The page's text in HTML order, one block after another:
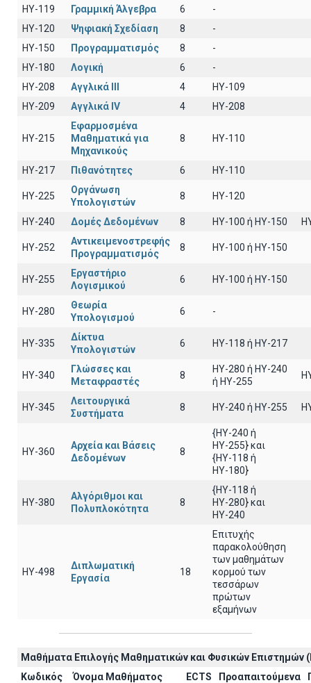
HY-119 Γραμμική Άλγεβρα 6
-
HY-120
Ψηφιακή Σχεδίαση 8
-
HY-150
Προγραμματισμός 8
-
HY-180
Λογική 6
-
HY-208
Αγγλικά III 4
HY-109
HY-209
Αγγλικά IV 4 HY-208
HY-215
Εφαρμοσμένα
Μαθηματικά για
Μηχανικούς
8 ΗΥ-110
HY-217 Πιθανότητες 6 ΗΥ-110
HY-225
Οργάνωση
Υπολογιστών
8 HY-120
HY-240 Δομές Δεδομένων 8 HY-100 ή HY-150
HY-252
Αντικειμενοστρεφής
Προγραμματισμός
8 ΗΥ-100 ή HY-150
HY-255
Εργαστήριο
Λογισμικού
6 ΗΥ-100 ή ΗΥ-150
HY-280
Θεωρία
Υπολογισμού
6 -
HY-335
Δίκτυα
Υπολογιστών
6 ΗΥ-118 ή ΗΥ-217
HY-340
Γλώσσες και
Μεταφραστές
8
HY-280 ή HY-240
ή HY-255
HY-345
Λειτουργικά
Συστήματα
8 HY-240 ή HY-255
HY-360
Αρχεία και Βάσεις
Δεδομένων
8
{HY-240 ή
ΗΥ-255} και
{ΗΥ-118 ή
ΗΥ-180}
HY-380
Αλγόριθμοι και
Πολυπλοκότητα
8
{HY-118 ή
ΗΥ-280} και
ΗΥ-240
HY-498
Διπλωματική
Εργασία
18
Επιτυχής
παρακολούθηση
των μαθημάτων
κορμού των
τεσσάρων
πρώτων
εξαμήνων
Μαθήματα Επιλογής Μαθηματικών και Φυσικών Επιστημών
Κωδικός
Όνομα Μαθήματος ECTS Προαπαιτούμενα